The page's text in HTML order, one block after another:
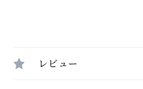
レビュー